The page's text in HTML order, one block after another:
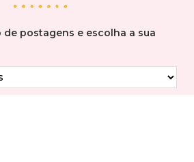
de postagens e escolha a sua